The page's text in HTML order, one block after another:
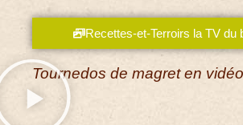
Recettes-et-Terroirs la TV du
Tournedos de magret en vidéo